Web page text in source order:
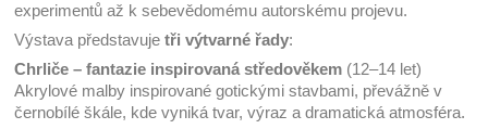
experimentů až k sebevědomému autorskému projevu.
Výstava představujetři výtvarné řady:
Chrliče – fantazie inspirovaná středověkem (12–14 let)
Akrylové malby inspirované gotickými stavbami, převážně v
černobílé škále, kde vyniká tvar, výraz a dramatická atmosféra.